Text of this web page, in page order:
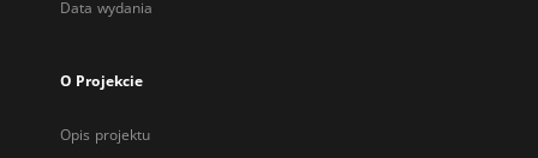
Data wydania
O Projekcie
Opis projektu